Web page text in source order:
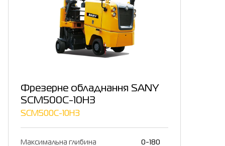
Фрезерне обладнання SANY
SCM500C-10H3
SCM500C-10H3
Максимальна глибина 0-180